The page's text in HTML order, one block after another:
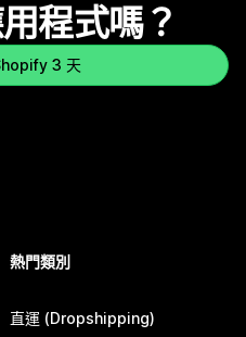
程式嗎？
3 天
熱門類別
直運 (Dropshipping)